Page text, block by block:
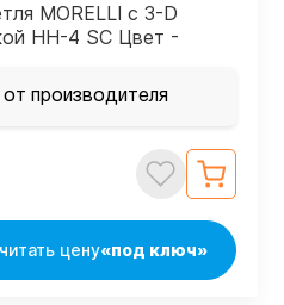
MORELLI с 3-D
HH-4 SC Цвет -
производителя
цену«под ключ»